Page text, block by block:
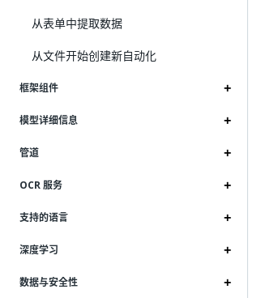
从表单中提取数据
从文件开始创建新自动化
框架组件
模型详细信息
管道
OCR 服务
支持的语言
深度学习
数据与安全性